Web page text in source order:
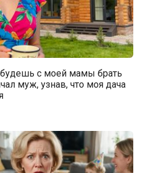
с моей мамы брать
муж, узнав, что моя дача